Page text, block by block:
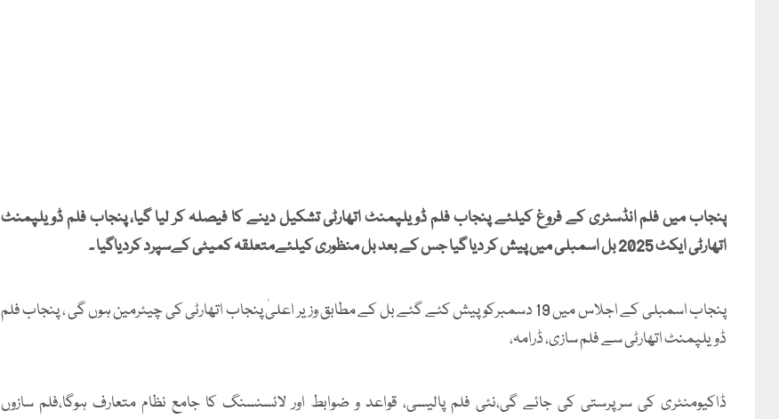
پنجاب میں فلم انڈسٹری کے فروغ کیلئے پنجاب فلم ڈویلپمنٹ اتھارٹی تشکیل دینے کا فیصلہ کر لیا گیا، پنجاب فلم ڈویلپمنٹ
اتھارٹی ایکٹ 2025 بل اسمبلی میں پیش کر دیا گیا جس کے بعد بل منظوری کیلئےمتعلقہ کمیٹی کےسپرد کردیاگیا ۔
پنجاب اسمبلی کے اجلاس میں 19 دسمبرکوپیش کئے گئے بل کے مطابق وزیر اعلیٰ پنجاب اتھارٹی کی چیئرمین ہوں گی ، پنجاب فلم
ڈویلپمنٹ اتھارٹی سے فلم سازی، ڈرامہ،
ڈاکیومنٹری کی سرپرستی کی جائے گی،نئی فلم پالیسی، قواعد و ضوابط اور لائسنسنگ کا جامع نظام متعارف ہوگا،فلم سازوں